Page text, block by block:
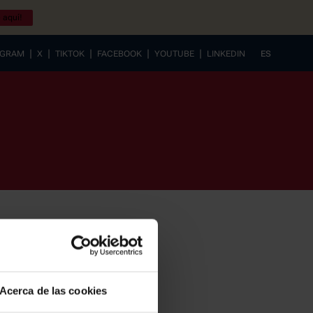
Acerca de las cookies
aquí!
| X | TIKTOK | FACEBOOK | YOUTUBE | LINKEDIN
ES